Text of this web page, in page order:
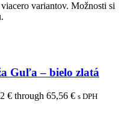
variantov. Možnosti si
Guľa – bielo zlatá
€ through 65,56 € s DPH